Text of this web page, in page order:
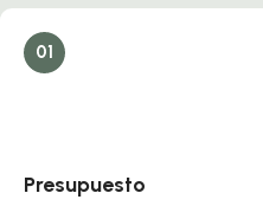
01
Presupuesto